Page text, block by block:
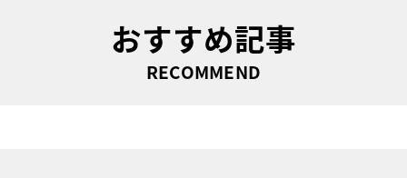
おすすめ記事
RECOMMEND